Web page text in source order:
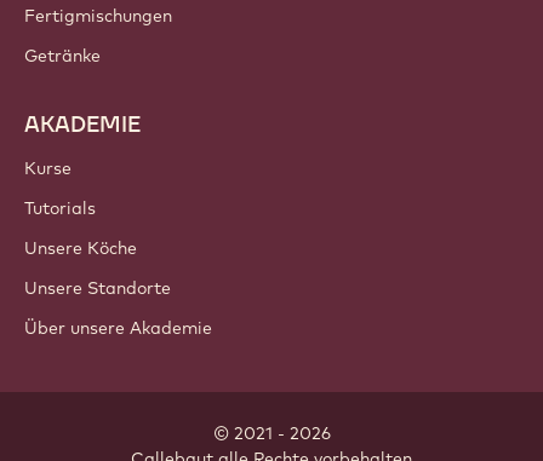
Fertigmischungen
Getränke
AKADEMIE
Kurse
Tutorials
Unsere Köche
Unsere Standorte
Über unsere Akademie
© 2021 - 2026